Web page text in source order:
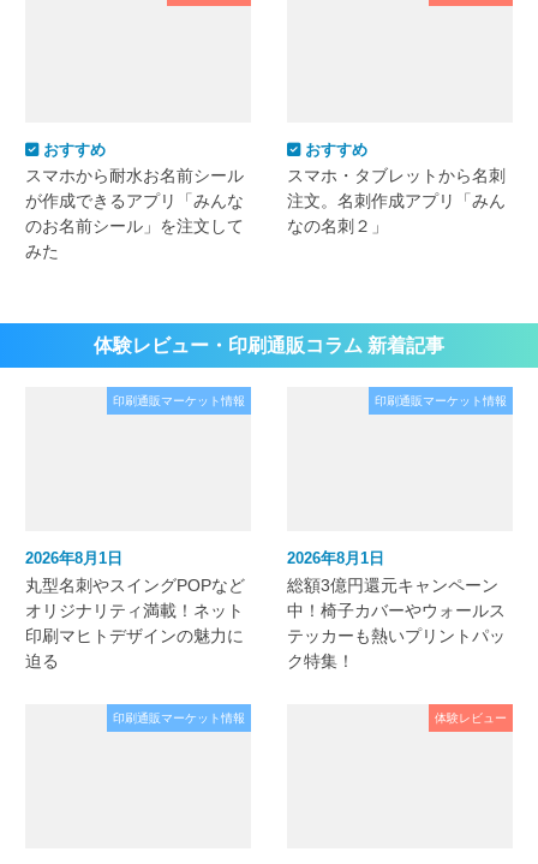
おすすめ
スマホから耐水お名前シール
が作成できるアプリ「みんな
のお名前シール」を注文して
みた
おすすめ
スマホ・タブレットから名刺
注文。名刺作成アプリ「みん
なの名刺２」
体験レビュー・印刷通販コラム 新着記事
印刷通販マーケット情報
2026年8月1日
丸型名刺やスイングPOPなど
オリジナリティ満載！ネット
印刷マヒトデザインの魅力に
迫る
印刷通販マーケット情報
2026年8月1日
総額3億円還元キャンペーン
中！椅子カバーやウォールス
テッカーも熱いプリントパッ
ク特集！
印刷通販マーケット情報 体験レビュー